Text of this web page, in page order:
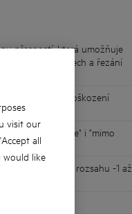
přesností, která umožňuje
ponorných řezech a řezání
dokončení bez poškození
řezu "na dráze" i "mimo
stupnicí v rozsahu -1 až
visit our
all
would like